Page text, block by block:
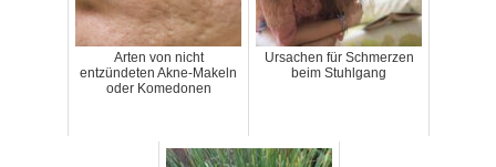
Arten von nicht
entzündeten Akne-Makeln
oder Komedonen
Ursachen für Schmerzen
beim Stuhlgang